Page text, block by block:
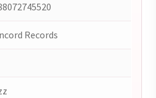
Records